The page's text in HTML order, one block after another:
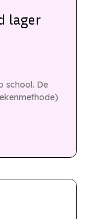
lager
school. De